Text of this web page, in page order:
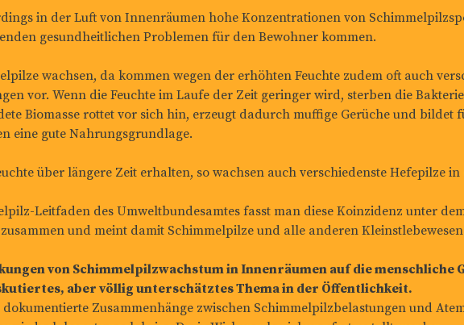
in der Luft von Innenräumen hohe Konzentrationen von
gesundheitlichen Problemen für den Bewohner kommen.
wachsen, da kommen wegen der erhöhten Feuchte zudem oft auch
vor. Wenn die Feuchte im Laufe der Zeit geringer wird, sterben die
Biomasse rottet vor sich hin, erzeugt dadurch muffige Gerüche und bildet
eine gute Nahrungsgrundlage.
über längere Zeit erhalten, so wachsen auch verschiedenste Hefepilze in
Leitfaden des Umweltbundesamtes fasst man diese Koinzidenz unter
zusammen und meint damit Schimmelpilze und alle anderen
von Schimmelpilzwachstum in Innenräumen auf die menschliche
aber völlig unterschätztes Thema in der Öffentlichkeit.
dokumentierte Zusammenhänge zwischen Schimmelpilzbelastungen und